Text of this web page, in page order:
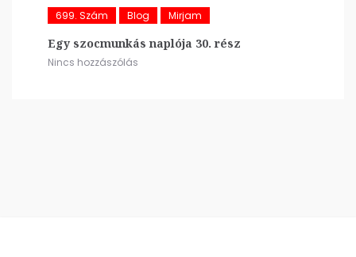
699. Szám Blog Mirjam
Egy szocmunkás naplója 30. rész
Nincs hozzászólás